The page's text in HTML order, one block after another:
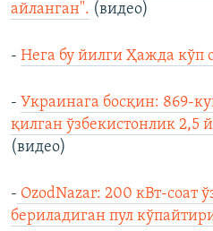
айланган". (видео)
- Нега бу йилги Ҳажда кўп
- Украинага босқин: 869-
қилган ўзбекистонлик 2,5
(видео)
- OzodNazar: 200 кВт-соат
бериладиган пул